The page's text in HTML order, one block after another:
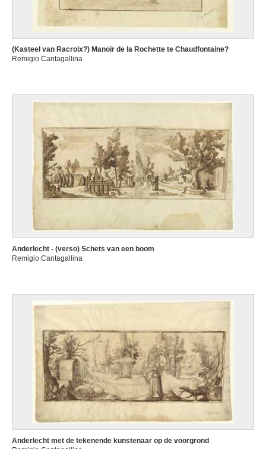
(Kasteel van Racroix?) Manoir de la Rochette te Chaudfontaine?
Remigio Cantagallina
Anderlecht - (verso) Schets van een boom
Remigio Cantagallina
Anderlecht met de tekenende kunstenaar op de voorgrond